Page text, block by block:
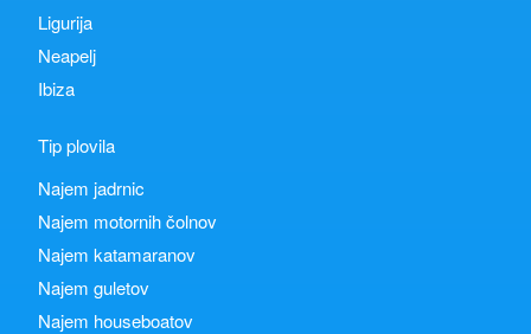
Ligurija
Neapelj
Ibiza
Tip plovila
Najem jadrnic
Najem motornih čolnov
Najem katamaranov
Najem guletov
Najem houseboatov